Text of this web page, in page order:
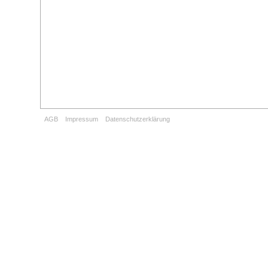
AGB Impressum Datenschutzerklärung